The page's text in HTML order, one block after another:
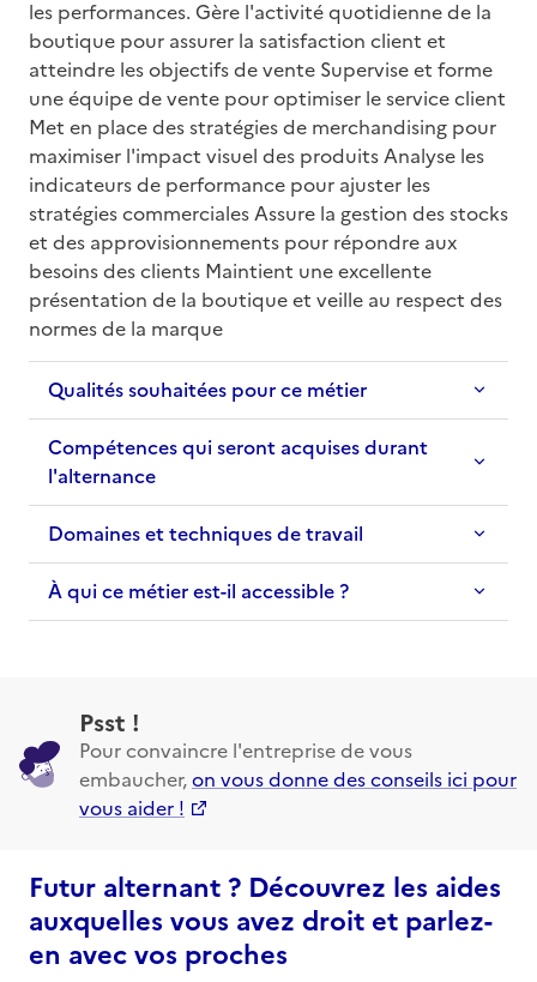
les performances. Gère l'activité quotidienne de la
boutique pour assurer la satisfaction client et
atteindre les objectifs de vente Supervise et forme
une équipe de vente pour optimiser le service client
Met en place des stratégies de merchandising pour
maximiser l'impact visuel des produits Analyse les
indicateurs de performance pour ajuster les
stratégies commerciales Assure la gestion des stocks
et des approvisionnements pour répondre aux
besoins des clients Maintient une excellente
présentation de la boutique et veille au respect des
normes de la marque
Qualités souhaitées pour ce métier
Compétences qui seront acquises durant
l'alternance
Domaines et techniques de travail
À qui ce métier est-il accessible ?
Psst !
Pour convaincre l'entreprise de vous
embaucher,on vous donne des conseils ici pour
vous aider !
Futur alternant ? Découvrez les aides
auxquelles vous avez droit et parlez-
en avec vos proches